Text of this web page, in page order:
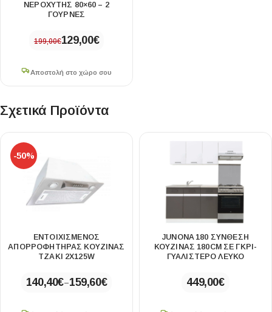
ΝΕΡΟΧΥΤΗΣ 80×60 – 2
ΓΟΥΡΝΕΣ
199,00€129,00€
Αποστολή στο χώρο σου
Σχετικά Προϊόντα
-50%
ΕΝΤΟΙΧΙΣΜΈΝΟΣ
ΑΠΟΡΡΟΦΗΤΉΡΑΣ ΚΟΥΖΊΝΑΣ
ΤΖΆΚΙ 2X125W
140,40€–159,60€
JUNONA 180 ΣΥΝΘΕΣΗ
ΚΟΥΖΙΝΑΣ 180CM ΣΕ ΓΚΡΙ-
ΓΥΑΛΙΣΤΕΡΟ ΛΕΥΚΟ
449,00€